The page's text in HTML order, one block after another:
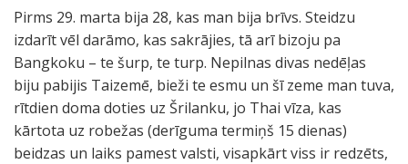
Pirms 29. marta bija 28, kas man bija brīvs. Steidzu
izdarīt vēl darāmo, kas sakrājies, tā arī bizoju pa
Bangkoku – te šurp, te turp. Nepilnas divas nedēļas
biju pabijis Taizemē, bieži te esmu un šī zeme man tuva,
rītdien doma doties uz Šrilanku, jo Thai vīza, kas
kārtota uz robežas (derīguma termiņš 15 dienas)
beidzas un laiks pamest valsti, visapkārt viss ir redzēts,